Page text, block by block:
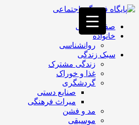
فصد
غرب
تهران
خشکشویی
تصفیه
صفحه اصلی
خانواده
روانشناسی
سبک زندگی
زندگی مشترک
غذا و خوراک
گردشگری
صنایع دستی
میراث فرهنگی
مد و فشن
موسیقی